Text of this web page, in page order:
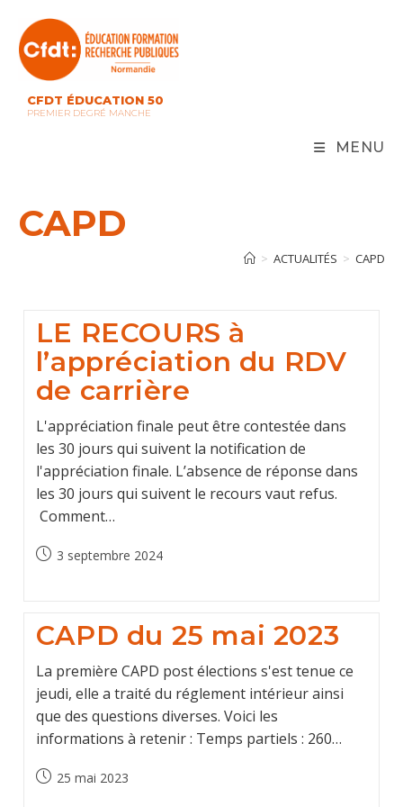
content
CFDT ÉDUCATION 50
PREMIER DEGRÉ MANCHE
MENU
CAPD
> ACTUALITÉS > CAPD
LE RECOURS à
l’appréciation du RDV
de carrière
L'appréciation finale peut être contestée dans
les 30 jours qui suivent la notification de
l'appréciation finale. L’absence de réponse dans
les 30 jours qui suivent le recours vaut refus.
Comment…
Publication
3 septembre 2024
CAPD du 25 mai 2023
La première CAPD post élections s'est tenue ce
jeudi, elle a traité du réglement intérieur ainsi
que des questions diverses. Voici les
informations à retenir : Temps partiels : 260…
Publication
25 mai 2023